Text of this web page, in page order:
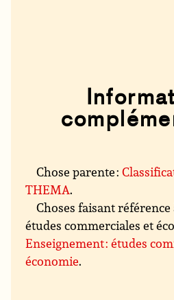
Chose parente :
THEMA.
Choses faisant référence
études commerciales et
Enseignement : études
économie.